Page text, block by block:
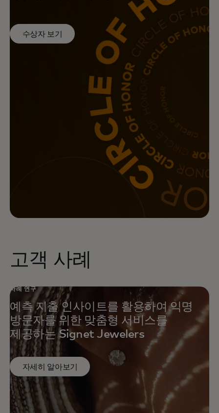
수상자 보기
고객 사례
사례 연구
예측 지출 인사이트를 활용하여 익명
방문자를 위한 맞춤형 서비스를
제공하는 Signet Jewelers
자세히 알아보기